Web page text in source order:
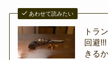
あわせて読みたい
トラ
回避
きる